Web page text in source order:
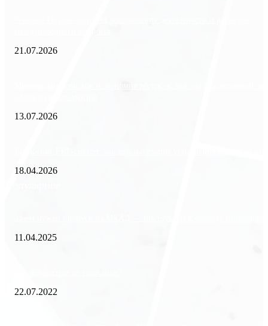
21.07.2026
13.07.2026
18.04.2026
11.04.2025
22.07.2022